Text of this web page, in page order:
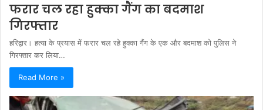
फरार चल रहा हुक्का गैंग का बदमाश
गिरफ्तार
हरिद्वार। हत्या के प्रयास में फरार चल रहे हुक्का गैंग के एक और बदमाश को पुलिस ने
गिरफ्तार कर लिया…
Read More »